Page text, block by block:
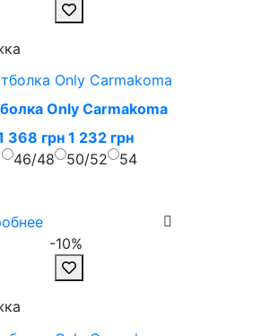
Only Carmakoma
368 грн 1 232 грн
46/48
50/52 54
-10%